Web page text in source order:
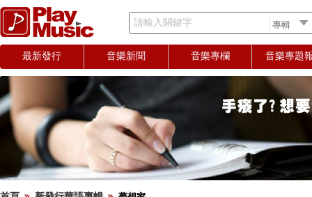
請輸入關鍵字
最新發行 音樂新聞 音樂專欄 音樂專題